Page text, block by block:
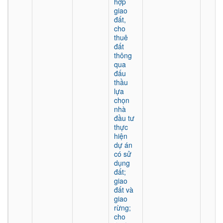
giao
đất,
cho
thuê
đất
thông
qua
đấu
thầu
lựa
chọn
nhà
đầu tư
thực
hiện
dự án
có sử
dụng
đất;
giao
đất và
giao
rừng;
cho